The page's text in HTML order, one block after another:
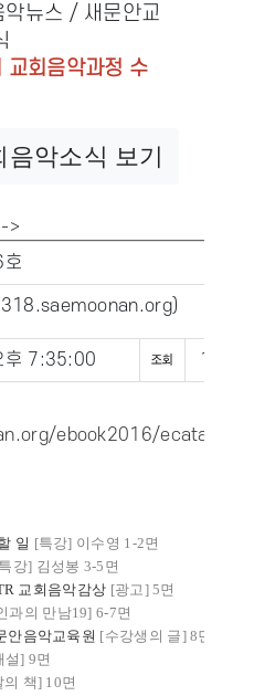
뉴스 / 새문안교
회음악과정 수
음악소식 보기
>
호
)
7:35:00
ebook2016/
일 [특강] 이수영 1-2면
강] 김성봉 3-5 면
교회음악감상 [광고] 5면
과의 만남19] 6-7면
안음악교육원 [수강생의 글] 8면
설] 9면
의 책] 10면